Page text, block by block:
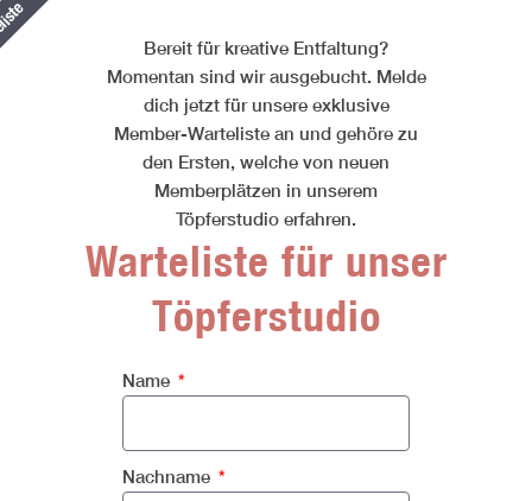
Bereit für kreative Entfaltung?
Momentan sind wir ausgebucht. Melde
dich jetzt für unsere exklusive
Member-Warteliste an und gehöre zu
den Ersten, welche von neuen
Memberplätzen in unserem
Töpferstudio erfahren.
Warteliste für unser
Töpferstudio
Name
Nachname